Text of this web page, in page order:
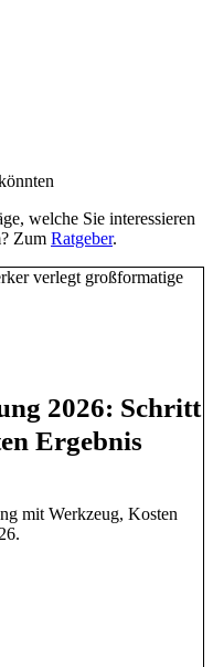
welche Sie interessieren
Zum Ratgeber.
2026: Schritt
Ergebnis
mit Werkzeug, Kosten